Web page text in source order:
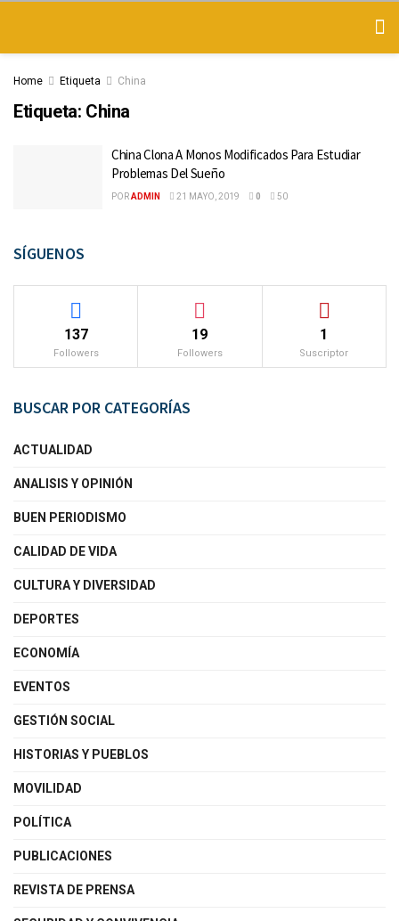
Home Etiqueta China
Etiqueta: China
China Clona A Monos Modificados Para Estudiar
Problemas Del Sueño
PORADMIN 21 MAYO, 2019 0 50
SÍGUENOS
137
Followers
19
Followers
1
Suscriptor
BUSCAR POR CATEGORÍAS
ACTUALIDAD
ANALISIS Y OPINIÓN
BUEN PERIODISMO
CALIDAD DE VIDA
CULTURA Y DIVERSIDAD
DEPORTES
ECONOMÍA
EVENTOS
GESTIÓN SOCIAL
HISTORIAS Y PUEBLOS
MOVILIDAD
POLÍTICA
PUBLICACIONES
REVISTA DE PRENSA